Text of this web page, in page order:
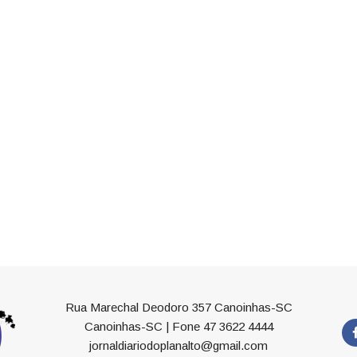
Rua Marechal Deodoro 357 Canoinhas-SC
Canoinhas-SC | Fone 47 3622 4444
jornaldiariodoplanalto@gmail.com